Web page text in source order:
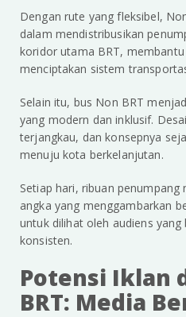
Dengan rute yang fleksibel,
dalam mendistribusikan
koridor utama BRT,
menciptakan sistem
Selain itu, bus Non BRT
yang modern dan inklusif.
terjangkau, dan konsepnya
menuju kota berkelanjutan.
Setiap hari, ribuan
angka yang menggambarkan
untuk dilihat oleh audiens
konsisten.
Potensi Iklan
BRT: Media